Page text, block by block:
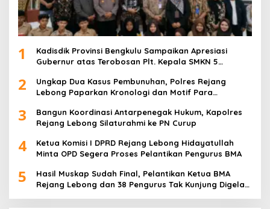
1
Kadisdik Provinsi Bengkulu Sampaikan Apresiasi
Gubernur atas Terobosan Plt. Kepala SMKN 5
2
Ungkap Dua Kasus Pembunuhan, Polres Rejang
Lebong Paparkan Kronologi dan Motif Para
3
Bangun Koordinasi Antarpenegak Hukum, Kapolres
Rejang Lebong Silaturahmi ke PN Curup
4
Ketua Komisi I DPRD Rejang Lebong Hidayatullah
Minta OPD Segera Proses Pelantikan Pengurus BMA
5
Hasil Muskap Sudah Final, Pelantikan Ketua BMA
Rejang Lebong dan 38 Pengurus Tak Kunjung Digelar,